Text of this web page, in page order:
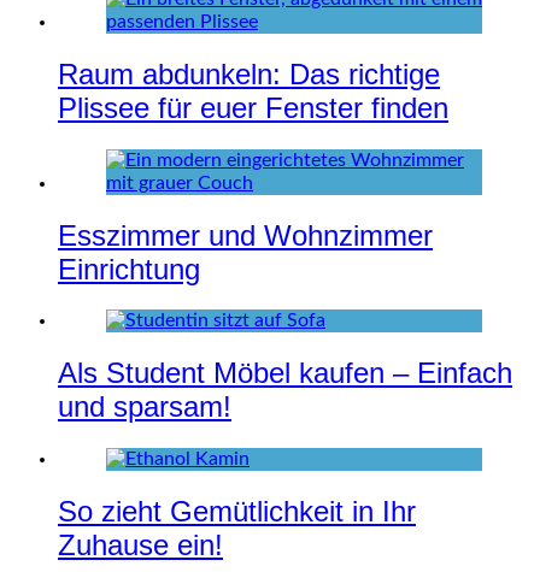
Raum abdunkeln: Das richtige
Plissee für euer Fenster finden
Esszimmer und Wohnzimmer
Einrichtung
Als Student Möbel kaufen – Einfach
und sparsam!
So zieht Gemütlichkeit in Ihr
Zuhause ein!